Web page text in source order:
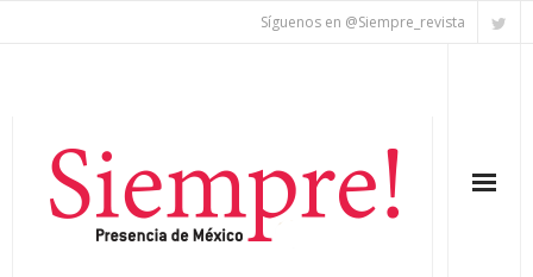
Síguenos en @Siempre_revista